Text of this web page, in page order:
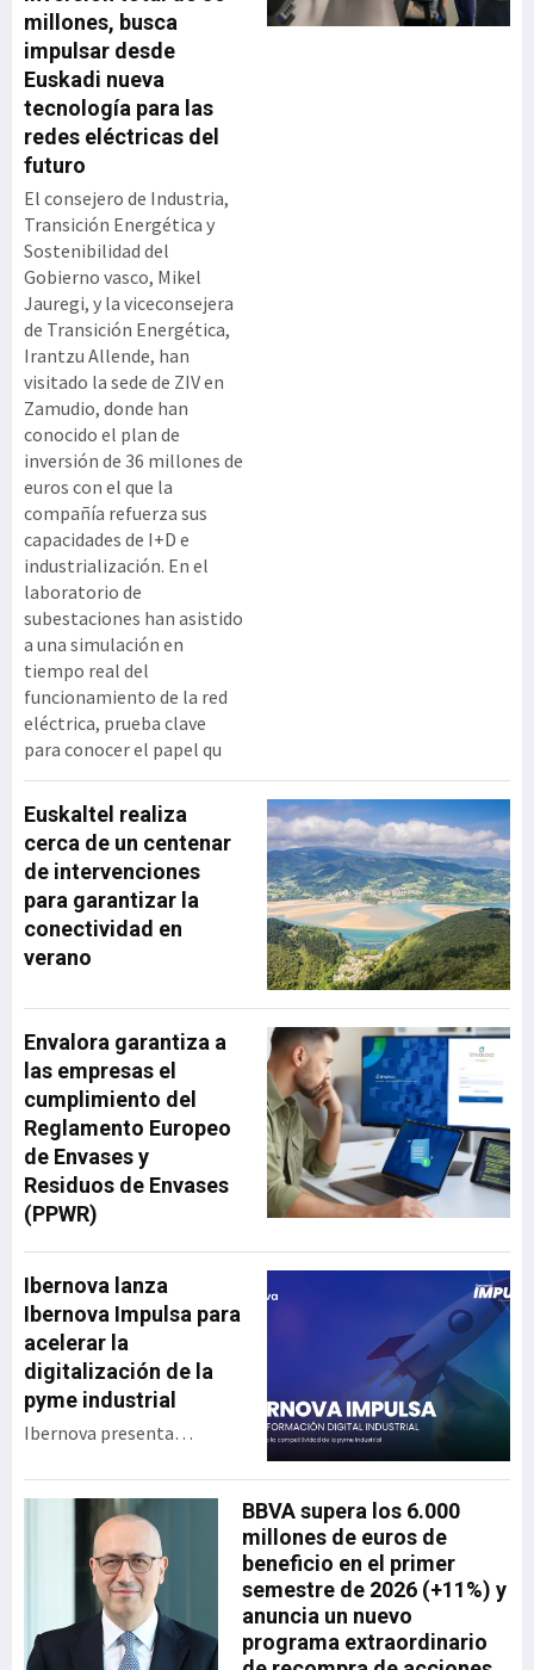
BBVA supera los 6.000
millones de euros de
beneficio en el primer
semestre de 2026 (+11%) y
anuncia un nuevo
programa extraordinario
millones, busca
impulsar desde
Euskadi nueva
tecnología para las
redes eléctricas del
futuro
El consejero de Industria,
Transición Energética y
Sostenibilidad del
Gobierno vasco, Mikel
Jauregi, y la viceconsejera
de Transición Energética,
Irantzu Allende, han
visitado la sede de ZIV en
Zamudio, donde han
conocido el plan de
inversión de 36 millones de
euros con el que la
compañía refuerza sus
capacidades de I+D e
industrialización. En el
laboratorio de
subestaciones han asistido
a una simulación en
tiempo real del
funcionamiento de la red
eléctrica, prueba clave
para conocer el papel qu
Euskaltel realiza
cerca de un centenar
de intervenciones
para garantizar la
conectividad en
verano
Envalora garantiza a
las empresas el
cumplimiento del
Reglamento Europeo
de Envases y
Residuos de Envases
(PPWR)
Ibernova lanza
Ibernova Impulsa para
acelerar la
digitalización de la
pyme industrial
Ibernova presenta
programa de apoyo a la
transformación digital
industrial diseñado para
acercar tecnología real a
las pymes con menor
capacidad de inversión y
acompañarlas en un